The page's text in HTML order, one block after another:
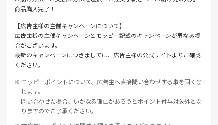
商品購入完了！
【広告主様の主催キャンペーンについて】
広告主様の主催キャンペーンとモッピー記載のキャンペーンが異なる場
合がございます。
最新のキャンペーンにつきましては、広告主様の公式サイトよりご確認
ください。
※ モッピーポイントについて、広告主へ直接問い合わせする事を固く禁
じます。
問い合わせた場合、いかなる理由があろうとポイント付与対象外とな
りますのでご了承ください。